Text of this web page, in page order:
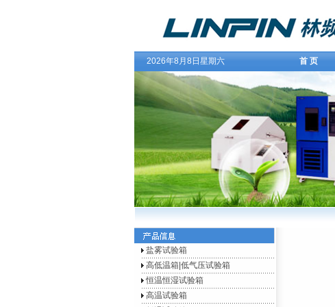
2026年8月8日星期六 首 页
盐雾试验箱
高低温箱|低气压试验箱
恒温恒湿试验箱
高温试验箱